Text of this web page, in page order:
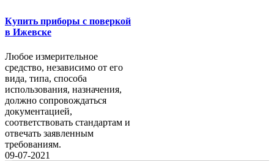
Купить приборы с поверкой
в Ижевске
Любое измерительное
средство, независимо от его
вида, типа, способа
использования, назначения,
должно сопровождаться
документацией,
соответствовать стандартам и
отвечать заявленным
требованиям.
09-07-2021